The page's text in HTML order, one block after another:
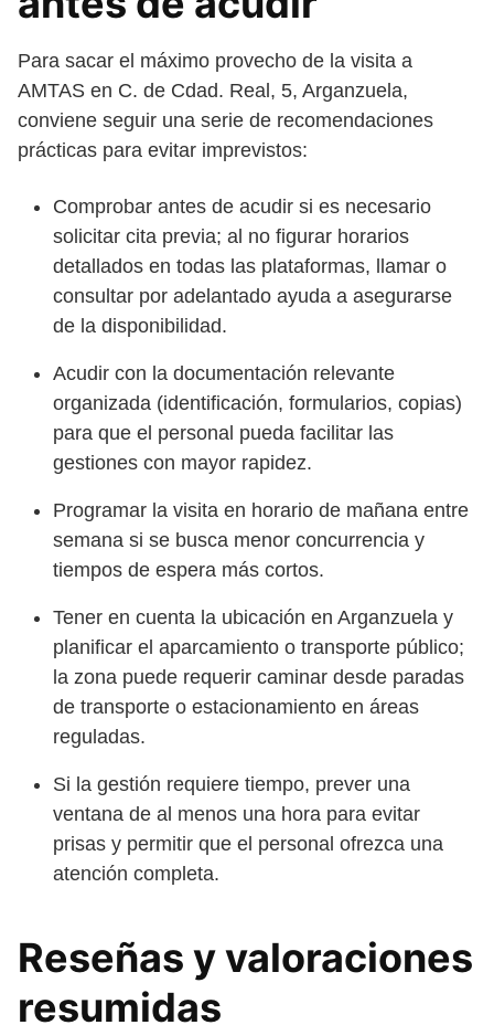
Para sacar el máximo provecho de la visita a
AMTAS en C. de Cdad. Real, 5, Arganzuela,
conviene seguir una serie de recomendaciones
prácticas para evitar imprevistos:
Comprobar antes de acudir si es necesario
solicitar cita previa; al no figurar horarios
detallados en todas las plataformas, llamar o
consultar por adelantado ayuda a asegurarse
de la disponibilidad.
Acudir con la documentación relevante
organizada (identificación, formularios, copias)
para que el personal pueda facilitar las
gestiones con mayor rapidez.
Programar la visita en horario de mañana entre
semana si se busca menor concurrencia y
tiempos de espera más cortos.
Tener en cuenta la ubicación en Arganzuela y
planificar el aparcamiento o transporte público;
la zona puede requerir caminar desde paradas
de transporte o estacionamiento en áreas
reguladas.
Si la gestión requiere tiempo, prever una
ventana de al menos una hora para evitar
prisas y permitir que el personal ofrezca una
atención completa.
Reseñas y valoraciones
resumidas